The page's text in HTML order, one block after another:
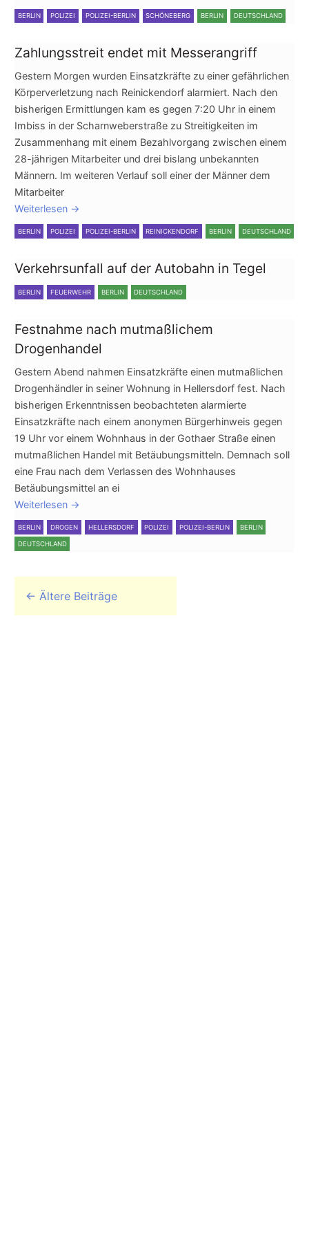
BERLIN POLIZEI POLIZEI-BERLIN SCHÖNEBERG BERLIN DEUTSCHLAND
Zahlungsstreit endet mit Messerangriff
Gestern Morgen wurden Einsatzkräfte zu einer gefährlichen
Körperverletzung nach Reinickendorf alarmiert. Nach den
bisherigen Ermittlungen kam es gegen 7:20 Uhr in einem
Imbiss in der Scharnweberstraße zu Streitigkeiten im
Zusammenhang mit einem Bezahlvorgang zwischen einem
28-jährigen Mitarbeiter und drei bislang unbekannten
Männern. Im weiteren Verlauf soll einer der Männer dem
Mitarbeiter
Weiterlesen →
BERLIN POLIZEI POLIZEI-BERLIN REINICKENDORF BERLIN DEUTSCHLAND
Verkehrsunfall auf der Autobahn in Tegel
BERLIN FEUERWEHR BERLIN DEUTSCHLAND
Festnahme nach mutmaßlichem
Drogenhandel
Gestern Abend nahmen Einsatzkräfte einen mutmaßlichen
Drogenhändler in seiner Wohnung in Hellersdorf fest. Nach
bisherigen Erkenntnissen beobachteten alarmierte
Einsatzkräfte nach einem anonymen Bürgerhinweis gegen
19 Uhr vor einem Wohnhaus in der Gothaer Straße einen
mutmaßlichen Handel mit Betäubungsmitteln. Demnach soll
eine Frau nach dem Verlassen des Wohnhauses
Betäubungsmittel an ei
Weiterlesen →
BERLIN DROGEN HELLERSDORF POLIZEI POLIZEI-BERLIN BERLIN
DEUTSCHLAND
Beitrags-Navigation
← Ältere Beiträge